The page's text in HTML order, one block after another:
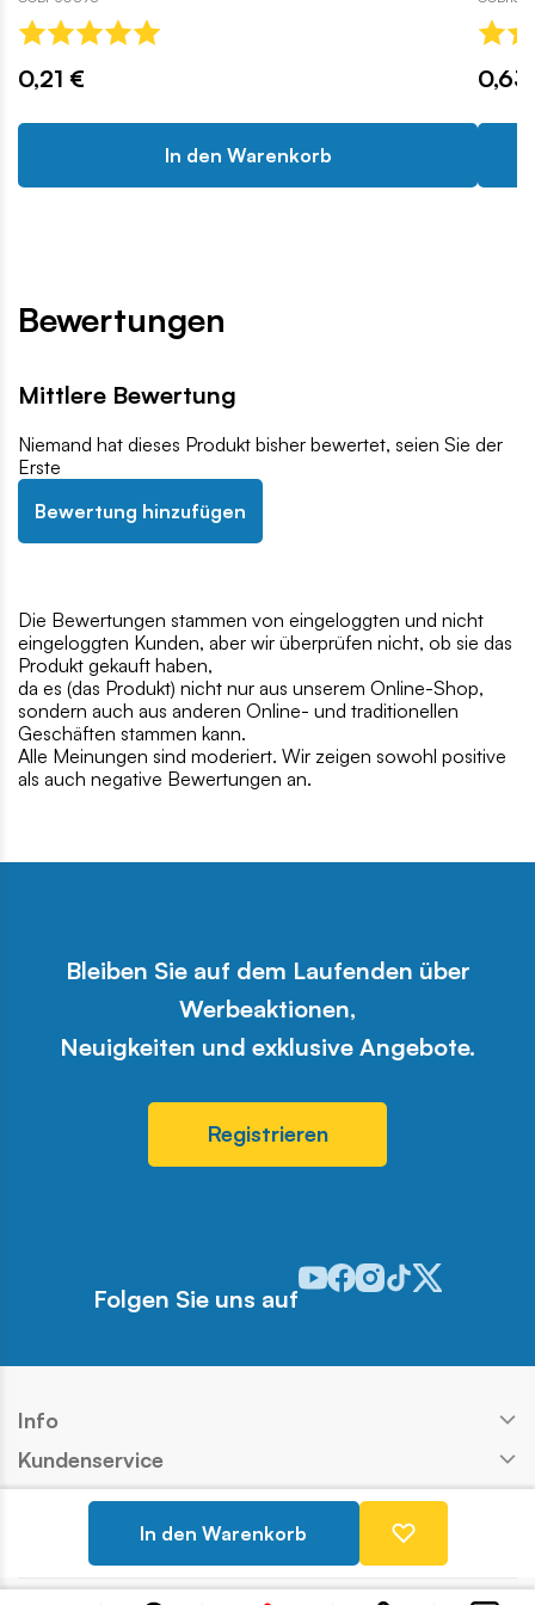
In den Warenkorb
0,21 €
In den Warenkorb
0,63
Bewertungen
Mittlere Bewertung
Niemand hat dieses Produkt bisher bewertet, seien Sie der
Erste
Bewertung hinzufügen
Die Bewertungen stammen von eingeloggten und nicht
eingeloggten Kunden, aber wir überprüfen nicht, ob sie das
Produkt gekauft haben,
da es (das Produkt) nicht nur aus unserem Online-Shop,
sondern auch aus anderen Online- und traditionellen
Geschäften stammen kann.
Alle Meinungen sind moderiert. Wir zeigen sowohl positive
als auch negative Bewertungen an.
Bleiben Sie auf dem Laufenden über
Werbeaktionen,
Neuigkeiten und exklusive Angebote.
Registrieren
Folgen Sie uns auf
Odwiedź nasz profil w
Odwiedź nasz profil w
Odwiedź nasz profil w
Odwiedź nasz
Odwiedź nasz
Info
Kundenservice
Shop